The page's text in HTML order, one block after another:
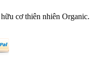
cơ thiên nhiên Organic.